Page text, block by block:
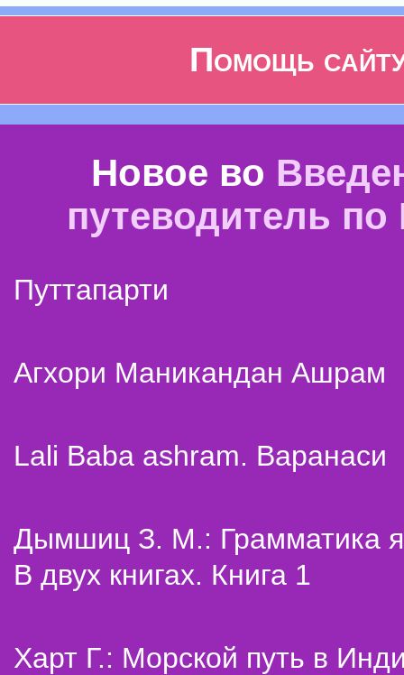
Помощь
Новое во
путеводитель
Путтапарти
Агхори Маникандан Ашрам
Lali Baba ashram. Варанаси
Дымшиц З. М.: Грамматика
В двух книгах. Книга 1
Харт Г.: Морской путь в